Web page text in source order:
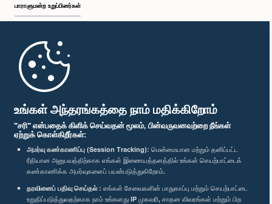
உங்கள் அந்தரங்கத்தை நாம் மதிக்கிறோம்
"சரி" என்பதைக் கிளிக் செய்வதன் மூலம், பின்வருவனவற்றை நீங்கள்
ஏற்றுக் கொள்கிறீர்கள்:
அமர்வு கண்காணிப்பு (Session Tracking): மென்மையான மற்றும் தனிப்பட்ட
ரீதியான அனுபவத்திற்காக எங்கள் இணையத்தளத்தில் உங்கள் செயற்பாட்டைக்
கண்காணிக்க அமர்வுகளைப் பயன்படுத்துகிறோம்.
தரவினைப் பதிவு செய்தல் : எங்கள் சேவைகளின் பாதுகாப்பு மற்றும் செயற்பாட்டை
உறுதிப்படுத்துவதற்காக நாம் உங்களது IP முகவரி, சாதன விவரங்கள் மற்றும் பிற
பி.ப. 12:56 - பி.ப. 1:07
பி.ப. 1:07 - பி.ப. 1:14
பி.ப. 1:14 - பி.ப. 1:22
பாராளுமன்ற உறுப்பினர்கள்
முதற்பக்கம்
பாராளுமன்ற கையடக்க செயலி
எம்மை பின்தொடர்க :
விருதுகள்